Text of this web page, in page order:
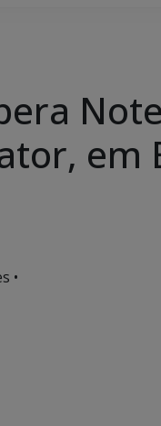
em
•